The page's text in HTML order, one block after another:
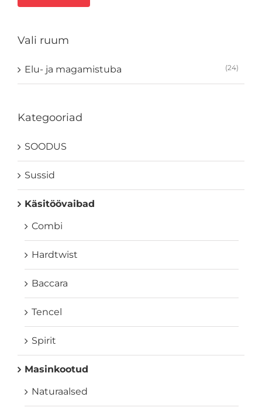
Vali ruum
Elu- ja magamistuba (24)
Kategooriad
SOODUS
Sussid
Käsitöövaibad
Combi
Hardtwist
Baccara
Tencel
Spirit
Masinkootud
Naturaalsed